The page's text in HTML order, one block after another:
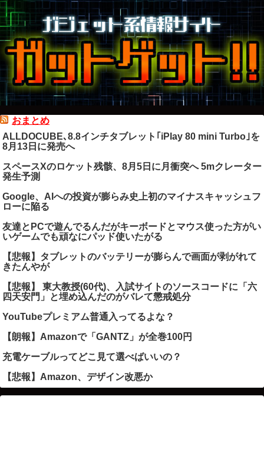
おまとめ
ALLDOCUBE､8.8インチタブレット｢iPlay 80 mini Turbo｣を
8月13日に発売へ
スペースXのロケット残骸、8月5日に月衝突へ 5mクレーター
発生予測
Google、AIへの投資が膨らみ史上初のマイナスキャッシュフ
ローに陥る
友達とPCで遊んでるんだがキーボードとマウス使った方がい
いゲームでも頑なにパッド使いたがる
【悲報】タブレットのバッテリーが膨らんで画面が剥がれて
きたんやが
【悲報】 東大教授(60代)、入試サイトのソースコードに「六
四天安門」と埋め込んだのがバレて懲戒処分
YouTubeプレミアム普通入ってるよな？
【朗報】Amazonで「GANTZ」が全巻100円
充電ケーブルってどこ見て選べばいいの？
【悲報】Amazon、デザイン改悪か